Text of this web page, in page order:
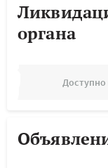
органа